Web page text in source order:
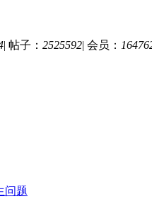
| 帖子： 2525592| 会员：
问题